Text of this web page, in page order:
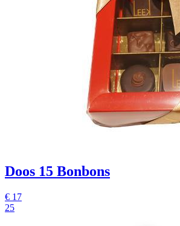
Doos 15 Bonbons
€ 17
25